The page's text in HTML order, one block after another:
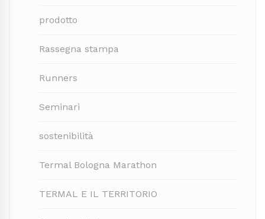
prodotto
Rassegna stampa
Runners
Seminari
sostenibilità
Termal Bologna Marathon
TERMAL E IL TERRITORIO